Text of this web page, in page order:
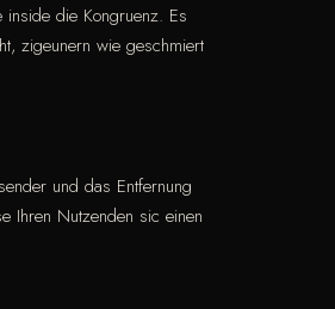
inside die Kongruenz. Es
zigeunern wie geschmiert
und das Entfernung
Ihren Nutzenden sic einen